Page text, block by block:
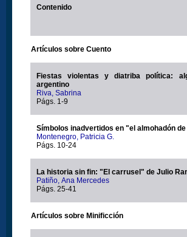
Contenido
Artículos sobre Cuento
Fiestas violentas y diatriba política:
argentino
Riva, Sabrina
Págs. 1-9
Símbolos inadvertidos en "el almohadón
Montenegro, Patricia G.
Págs. 10-24
La historia sin fin: "El carrusel" de Julio
Patiño, Ana Mercedes
Págs. 25-41
Artículos sobre Minificción